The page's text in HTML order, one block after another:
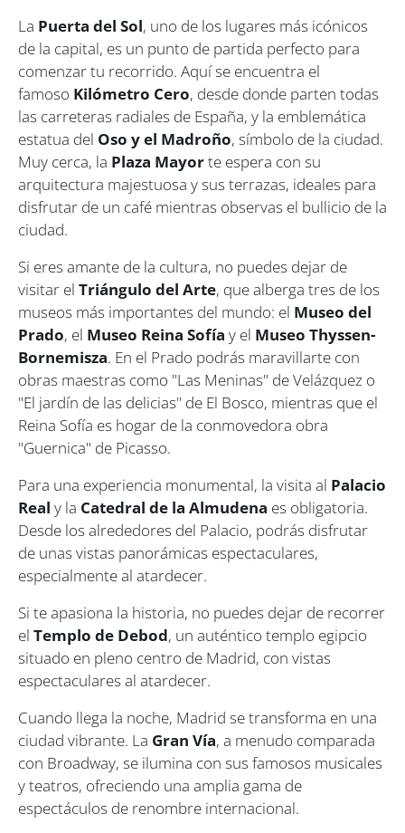
La Puerta del Sol, uno de los lugares más icónicos
de la capital, es un punto de partida perfecto para
comenzar tu recorrido. Aquí se encuentra el
famoso Kilómetro Cero, desde donde parten todas
las carreteras radiales de España, y la emblemática
estatua del Oso y el Madroño, símbolo de la ciudad.
Muy cerca, la Plaza Mayorte espera con su
arquitectura majestuosa y sus terrazas, ideales para
disfrutar de un café mientras observas el bullicio de la
ciudad.
Si eres amante de la cultura, no puedes dejar de
visitar el Triángulo del Arte, que alberga tres de los
museos más importantes del mundo: el Museo del
Prado, el Museo Reina Sofía y el Museo Thyssen-
Bornemisza. En el Prado podrás maravillarte con
obras maestras como "Las Meninas" de Velázquez o
"El jardín de las delicias" de El Bosco, mientras que el
Reina Sofía es hogar de la conmovedora obra
"Guernica" de Picasso.
Para una experiencia monumental, la visita al Palacio
Real y la Catedral de la Almudena es obligatoria.
Desde los alrededores del Palacio, podrás disfrutar
de unas vistas panorámicas espectaculares,
especialmente al atardecer.
Si te apasiona la historia, no puedes dejar de recorrer
el Templo de Debod, un auténtico templo egipcio
situado en pleno centro de Madrid, con vistas
espectaculares al atardecer.
Cuando llega la noche, Madrid se transforma en una
ciudad vibrante. La Gran Vía, a menudo comparada
con Broadway, se ilumina con sus famosos musicales
y teatros, ofreciendo una amplia gama de
espectáculos de renombre internacional.